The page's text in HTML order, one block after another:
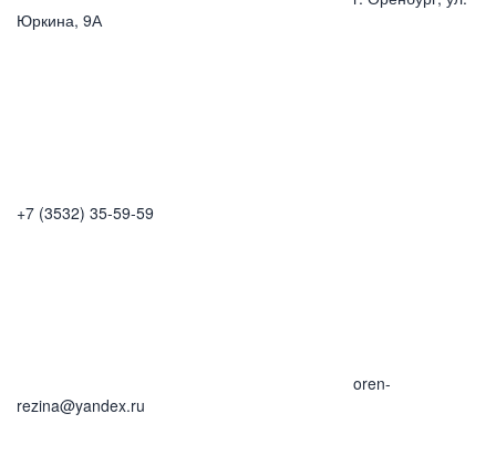
Юркина, 9А
+7 (3532) 35-59-59
oren-
rezina@yandex.ru